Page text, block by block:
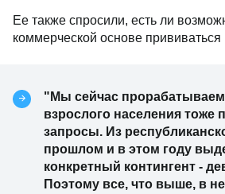
Ее также спросили, есть ли
коммерческой основе прививаться
"Мы сейчас прорабатываем
взрослого населения тоже
запросы. Из
прошлом и в этом году
конкретный контингент -
Поэтому все, что выше, в